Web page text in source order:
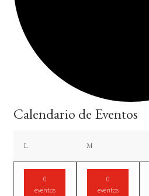
Calendario de Eventos
Llunes Mmartes
0
eventos
0
eventos